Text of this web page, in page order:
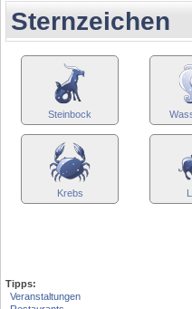
Sternzeichen
Steinbock
Krebs
Tipps:
Veranstaltungen